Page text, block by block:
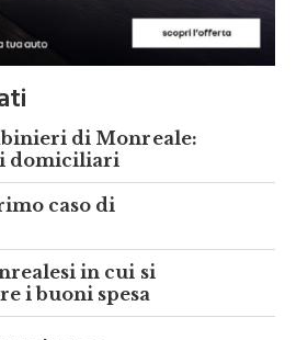
di Monreale:
domiciliari
i buoni spesa